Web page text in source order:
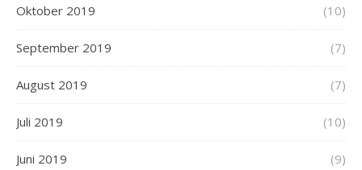
Oktober 2019 (10)
September 2019 (7)
August 2019 (7)
Juli 2019 (10)
Juni 2019 (9)